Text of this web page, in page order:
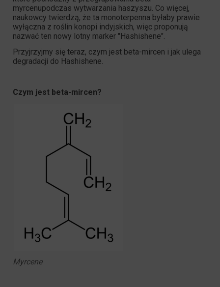
myrcenupodczas wytwarzania haszyszu. Co więcej,
naukowcy twierdzą, że ta monoterpenna byłaby prawie
wyłączna z roślin konopi indyjskich, więc proponują
nazwać ten nowy lotny marker "Hashishene".
Przyjrzyjmy się teraz, czym jest beta-mircen i jak ulega
degradacji do Hashishene.
Czym jest beta-mircen?
Myrcene